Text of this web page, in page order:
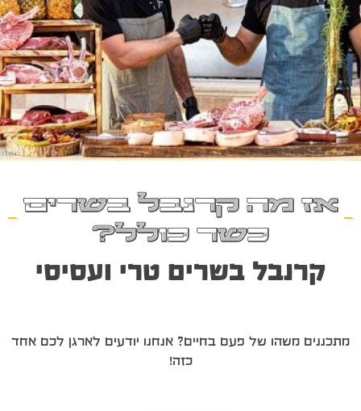
אז מה קרנבל בשרים
כשר כולל?
קרנבל בשרים טרי ועסיסי
מתכננים משהו של פעם בחיים? אנחנו יודעים לארגן לכם אחד
כזה!